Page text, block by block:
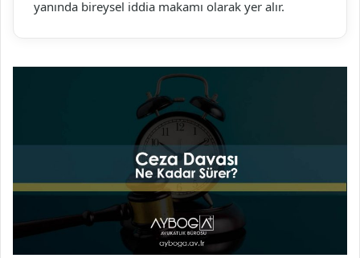
yanında bireysel iddia makamı olarak yer alır.